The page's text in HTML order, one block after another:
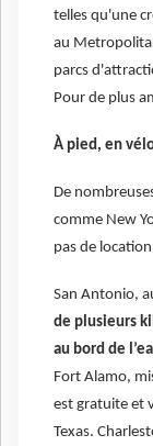
telles qu'une
au
parcs
Pour de plus
À pied, en
De
comme New
pas de
San Antonio,
de plusieurs
au bord de
Fort Alamo,
est gratuite et
Texas.